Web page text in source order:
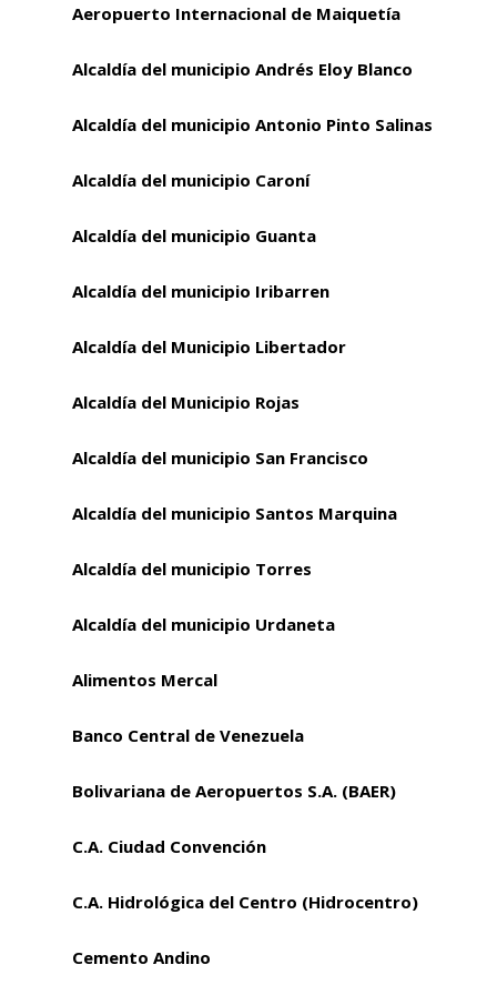
Aeropuerto Internacional de Maiquetía
Alcaldía del municipio Andrés Eloy Blanco
Alcaldía del municipio Antonio Pinto Salinas
Alcaldía del municipio Caroní
Alcaldía del municipio Guanta
Alcaldía del municipio Iribarren
Alcaldía del Municipio Libertador
Alcaldía del Municipio Rojas
Alcaldía del municipio San Francisco
Alcaldía del municipio Santos Marquina
Alcaldía del municipio Torres
Alcaldía del municipio Urdaneta
Alimentos Mercal
Banco Central de Venezuela
Bolivariana de Aeropuertos S.A. (BAER)
C.A. Ciudad Convención
C.A. Hidrológica del Centro (Hidrocentro)
Cemento Andino